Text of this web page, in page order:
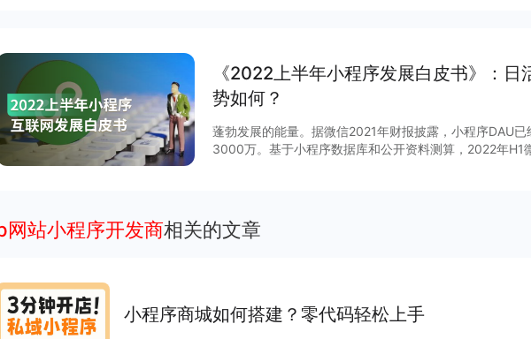
《2022上半年小程序发展白皮书》：
势如何？
蓬勃发展的能量。据微信2021年财报披露，小程序DAU
3000万。基于小程序数据库和公开资料测算，2022年H1
力。 在小程序领域方向上，线下零售将继续保持高速增长，教育、生活服务、工具、大健康赛
网站小程序开发商相关的文章
小程序商城如何搭建？零代码轻松上手